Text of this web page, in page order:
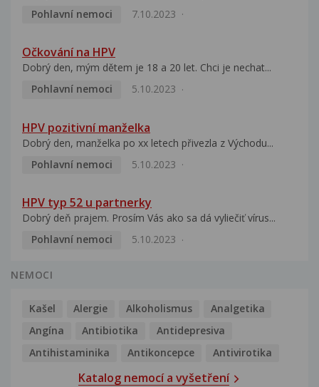
Pohlavní nemoci
7.10.2023
Očkování na HPV
Dobrý den, mým dětem je 18 a 20 let. Chci je nechat...
Pohlavní nemoci
5.10.2023
HPV pozitivní manželka
Dobrý den, manželka po xx letech přivezla z Východu...
Pohlavní nemoci
5.10.2023
HPV typ 52 u partnerky
Dobrý deň prajem. Prosím Vás ako sa dá vyliečiť vírus...
Pohlavní nemoci
5.10.2023
NEMOCI
Kašel Alergie Alkoholismus
Analgetika
Angína
Antibiotika
Antidepresiva
Antihistaminika
Antikoncepce Antivirotika
Katalog nemocí a vyšetření